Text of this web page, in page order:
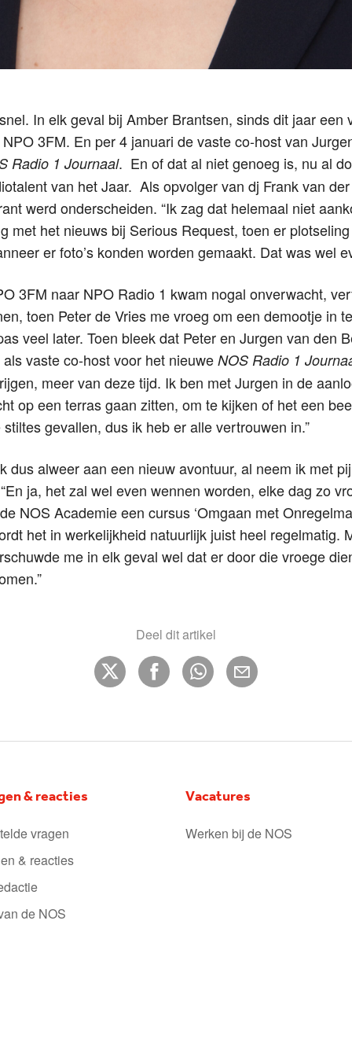
In elk geval bij Amber Brantsen, sinds dit jaar een
3FM. En per 4 januari de vaste co-host van
Radio 1 Journaal. En of dat al niet genoeg is, nu al
van het Jaar. Als opvolger van dj Frank van
werd onderscheiden. “Ik zag dat helemaal niet
met het nieuws bij Serious Request, toen er
er foto’s konden worden gemaakt. Dat was wel
3FM naar NPO Radio 1 kwam nogal onverwacht,
toen Peter de Vries me vroeg om een demootje in
veel later. Toen bleek dat Peter en Jurgen van den
vaste co-host voor het nieuweNOS Radio 1
meer van deze tijd. Ik ben met Jurgen in de
op een terras gaan zitten, om te kijken of het een
gevallen, dus ik heb er alle vertrouwen in.”
dus alweer aan een nieuw avontuur, al neem ik met
ja, het zal wel even wennen worden, elke dag zo
NOS Academie een cursus ‘Omgaan met
het in werkelijkheid natuurlijk juist heel regelmatig.
me in elk geval wel dat er door die vroege
Deel dit artikel
& reacties
vragen
& reacties
de NOS
Vacatures
Werken bij de NOS